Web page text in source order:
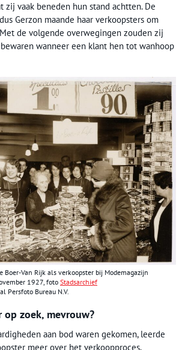
zij vaak beneden hun stand achtten. De
Gerzon maande haar verkoopsters om
de volgende overwegingen zouden zij
wanneer een klant hen tot wanhoop
Boer-Van Rijk als verkoopster bij Modemagazijn
1927, foto Stadsarchief
Persfoto Bureau N.V.
op zoek, mevrouw?
aan bod waren gekomen, leerde
meer over het verkoopproces.